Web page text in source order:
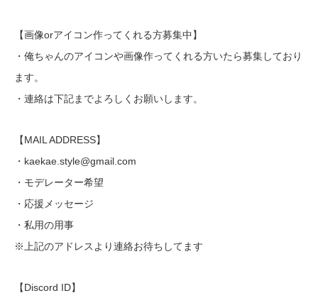
【画像orアイコン作ってくれる方募集中】
・俺ちゃんのアイコンや画像作ってくれる方いたら募集しており
ます。
・連絡は下記までよろしくお願いします。
【MAIL ADDRESS】
・kaekae.style@gmail.com
・モデレーター希望
・応援メッセージ
・私用の用事
※上記のアドレスより連絡お待ちしてます
【Discord ID】